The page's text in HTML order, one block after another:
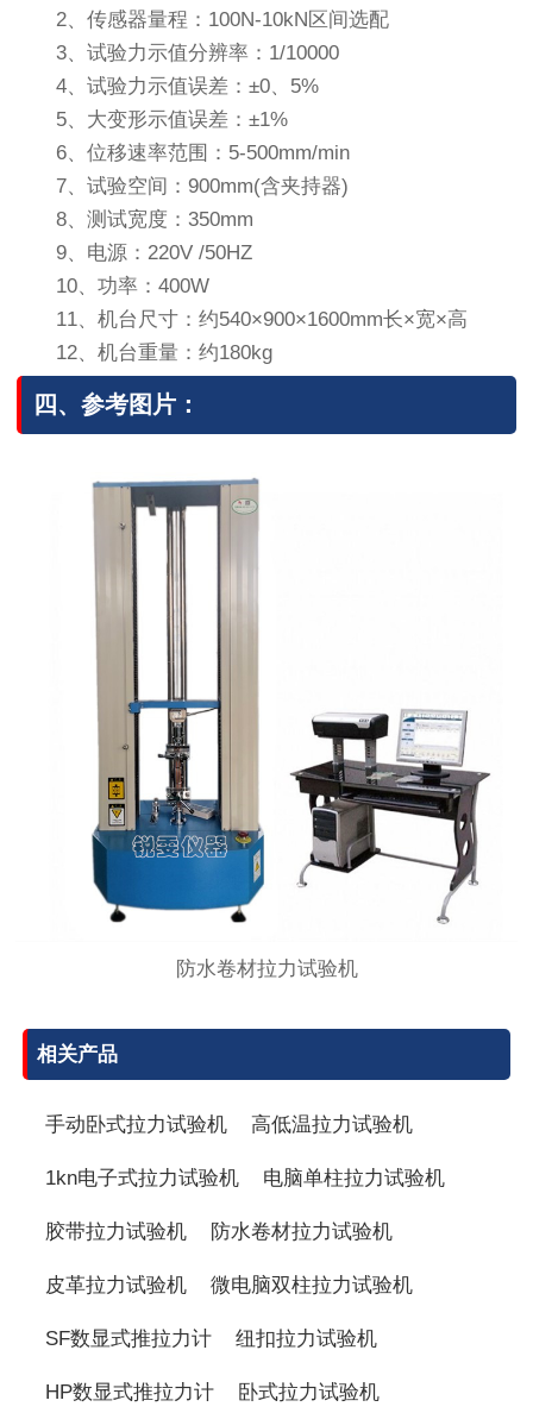
2、传感器量程：100N-10kN区间选配
3、试验力示值分辨率：1/10000
4、试验力示值误差：±0、5%
5、大变形示值误差：±1%
6、位移速率范围：5-500mm/min
7、试验空间：900mm(含夹持器)
8、测试宽度：350mm
9、电源：220V /50HZ
10、功率：400W
11、机台尺寸：约540×900×1600mm长×宽×高
12、机台重量：约180kg
四、参考图片：
防水卷材拉力试验机
相关产品
手动卧式拉力试验机 高低温拉力试验机
1kn电子式拉力试验机 电脑单柱拉力试验机
胶带拉力试验机 防水卷材拉力试验机
皮革拉力试验机 微电脑双柱拉力试验机
SF数显式推拉力计 纽扣拉力试验机
HP数显式推拉力计 卧式拉力试验机